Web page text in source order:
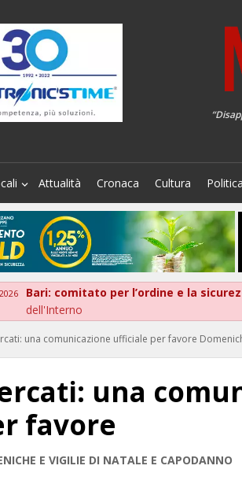
Attualità Cronaca Cultura Politica
Bari: comitato per l’ordine e la
dell'Interno
una comunicazione ufficiale per favore
una
favore
E VIGILIE DI NATALE E CAPODANNO